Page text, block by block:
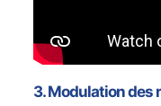
3.Modulation des